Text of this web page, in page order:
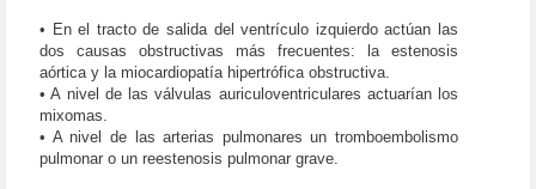
• En el tracto de salida del ventrículo izquierdo actúan las
dos causas obstructivas más frecuentes: la estenosis
aórtica y la miocardiopatía hipertrófica obstructiva.
• A nivel de las válvulas auriculoventriculares actuarían los
mixomas.
• A nivel de las arterias pulmonares un tromboembolismo
pulmonar o un reestenosis pulmonar grave.